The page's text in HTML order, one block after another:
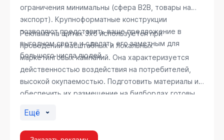
ограничения минимальны (сфера В2В, товары на
экспорт). Крупноформатные конструкции
позволяют представить ваше предложение в
выгодном свете и сделать его заметным для
большого числа людей.
Реклама на щитах 3х6 используется при
проведении масштабных и локальных
маркетинговых кампаний. Она характеризуется
действенностью воздействия на потребителей,
высокой окупаемостью. Подготовить материалы и
обеспечить их размещение на билбордах готовы
Ещё